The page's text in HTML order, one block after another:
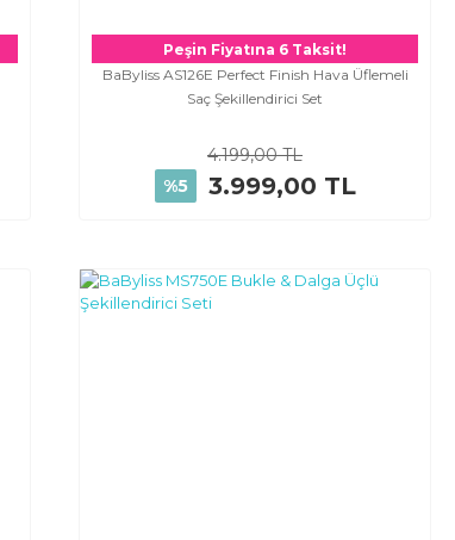
Peşin Fiyatına 6 Taksit!
BaByliss AS126E Perfect Finish Hava Üflemeli
Saç Şekillendirici Set
4.199,00 TL
%5
3.999,00 TL